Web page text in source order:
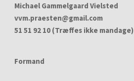
Michael Gammelgaard Vielsted
vvm.praesten@gmail.com
51 51 92 10 (Træffes ikke mandage)
Formand